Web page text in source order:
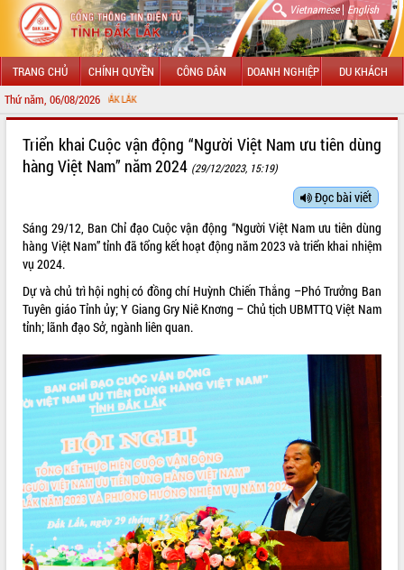
Vietnamese| English
TRANG CHỦ CHÍNH QUYỀN CÔNG DÂN DOANH NGHIỆP DU KHÁCH
Thứ năm, 06/08/2026
LÃNH ĐẠO UBND TỈNH
SỞ, BAN, NGÀNH
THÔNG TIN CHỈ ĐẠO ĐIỀU HÀNH
HỆ THỐNG VĂN BẢN
VĂN BẢN HĐND TỈNH
ĐIỂM TIN VĂN BẢN
QUY HOẠCH - KẾ HOẠCH
Triển khai Cuộc vận động “Người Việt Nam ưu tiên dùng
hàng Việt Nam” năm 2024 (29/12/2023, 15:19)
Đọc bài viết
Sáng 29/12, Ban Chỉ đạo Cuộc vận động “Người Việt Nam ưu tiên dùng
hàng Việt Nam” tỉnh đã tổng kết hoạt động năm 2023 và triển khai nhiệm
vụ 2024.
Dự và chủ trì hội nghị có đồng chí Huỳnh Chiến Thắng –Phó Trưởng Ban
Tuyên giáo Tỉnh ủy; Y Giang Gry Niê Knơng – Chủ tịch UBMTTQ Việt Nam
tỉnh; lãnh đạo Sở, ngành liên quan.